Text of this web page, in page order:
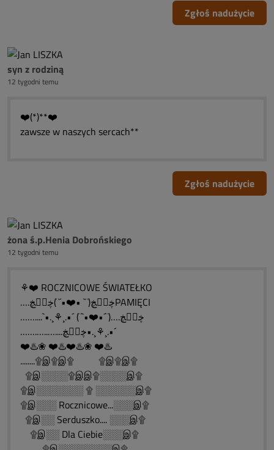
Zgłoś nadużycie
syn z rodziną
12 tygodni temu
❤️(*)**❤️
zawsze w naszych sercach**
Zgłoś nadużycie
żona ś.p.Henia Dobrońskiego
12 tygodni temu
⚘❤️ ROCZNICOWE ŚWIATEŁKO
….ڿڰۣڿ(¨` •❤️•´¨)ڿڰۣڿPAMIĘCI
……....`•.¸⚘¸.•´ (¨`•❤️•´¨)….ڿڰۣڿ
…….…..…....ڿڰۣڿ•.¸⚘¸.•´
❤️♨️❀ ❤️♨️❤️♨️❀ ❤️♨️
........۩இ۩இ۩ ۩இ۩இ۩
۩இ░░░░۩இஇ۩░░░░இ۩
۩இ░░░░░░░ ۩ ░░░░░░இ۩
۩இ░░░ Rocznicowe...░░░இ۩
۩இ░░ Serduszko.... ░░░இ۩
۩இ░░ Dla Ciebie░░░இ۩